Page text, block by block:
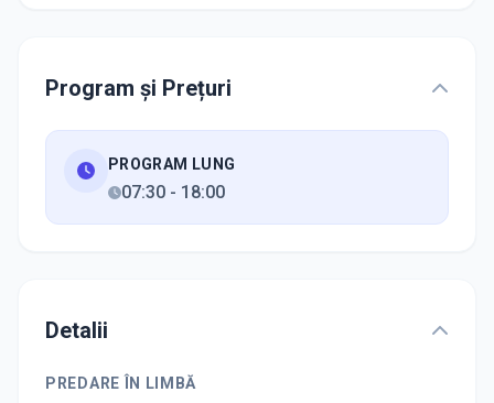
Program și Prețuri
PROGRAM LUNG
07:30 - 18:00
Detalii
PREDARE ÎN LIMBĂ